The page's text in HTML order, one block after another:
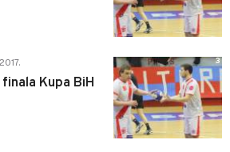
Kupa BiH
3